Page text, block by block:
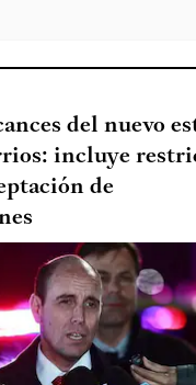
del nuevo
incluye
de